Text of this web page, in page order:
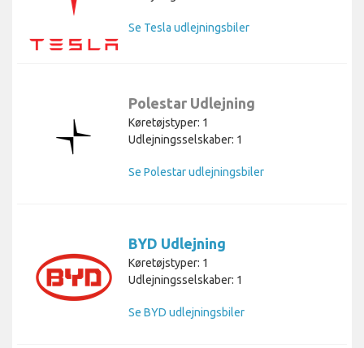
Se Tesla udlejningsbiler
Polestar Udlejning
Køretøjstyper: 1
Udlejningsselskaber: 1
Se Polestar udlejningsbiler
BYD Udlejning
Køretøjstyper: 1
Udlejningsselskaber: 1
Se BYD udlejningsbiler